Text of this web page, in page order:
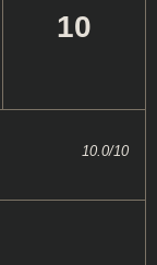
10
10.0/10